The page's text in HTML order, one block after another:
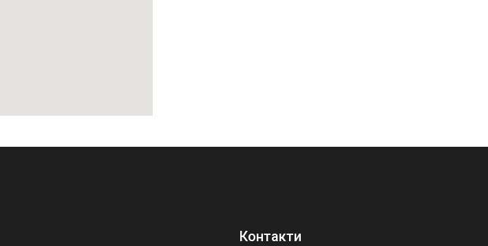
Контакти